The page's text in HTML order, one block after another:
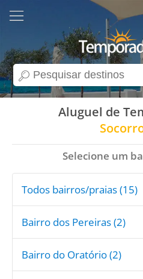
search
Aluguel de
Selecione um
Todos bairros/praias (15)
Bairro dos Pereiras (2)
Bairro do Oratório (2)